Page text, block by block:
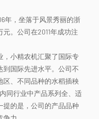
年，坐落于风景秀丽的浙
。公司在2011年成功注
，小精农机汇聚了国际专
到国际先进水平。公司不
区、不同品种的水稻插秧
同行业中产品系列全、适
提的是，公司的产品品种